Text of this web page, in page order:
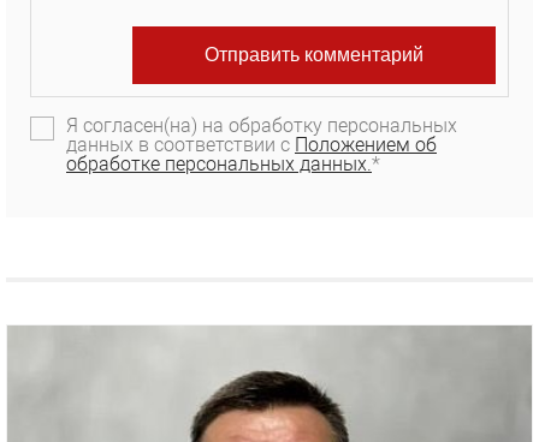
Я согласен(на) на обработку персональных
данных в соответствии с Положением об
обработке персональных данных.*